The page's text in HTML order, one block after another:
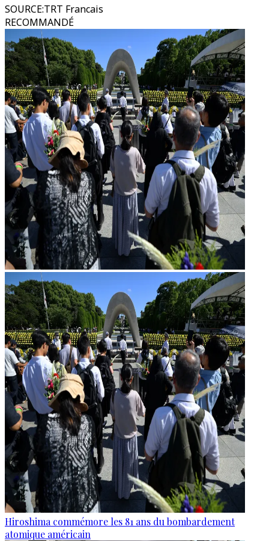
SOURCE:TRT Francais
RECOMMANDÉ
Hiroshima commémore les 81 ans du bombardement
atomique américain